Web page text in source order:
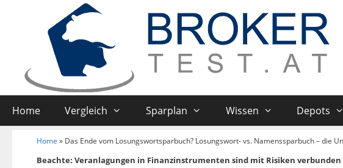
Home Vergleich Sparplan Wissen Depots
Home » Das Ende vom Losungswortsparbuch? Losungswort- vs. Namenssparbuch – die
Beachte: Veranlagungen in Finanzinstrumenten sind mit Risiken